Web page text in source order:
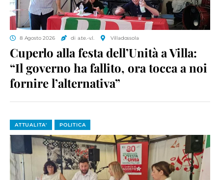
8 Agosto 2026 di a.te.-v.l. Villadossola
Cuperlo alla festa dell’Unità a Villa:
“Il governo ha fallito, ora tocca a noi
fornire l’alternativa”
ATTUALITA' POLITICA